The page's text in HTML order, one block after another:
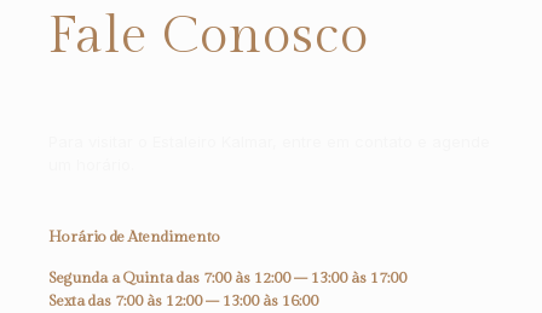
Fale Conosco
Horário de Atendimento
Segunda a Quinta das 7:00 às 12:00 – 13:00 às 17:00
Sexta das 7:00 às 12:00 – 13:00 às 16:00